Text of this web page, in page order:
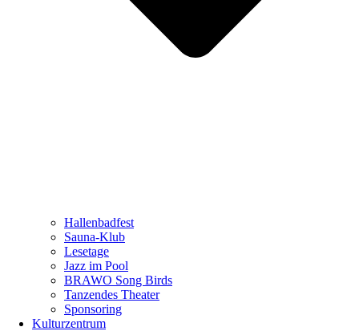
Hallenbadfest
Sauna-Klub
Lesetage
Jazz im Pool
BRAWO Song Birds
Tanzendes Theater
Sponsoring
Kulturzentrum